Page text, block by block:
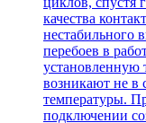
качества
нестабильного
перебоев в
установленную
возникают не в
температуры.
подключении